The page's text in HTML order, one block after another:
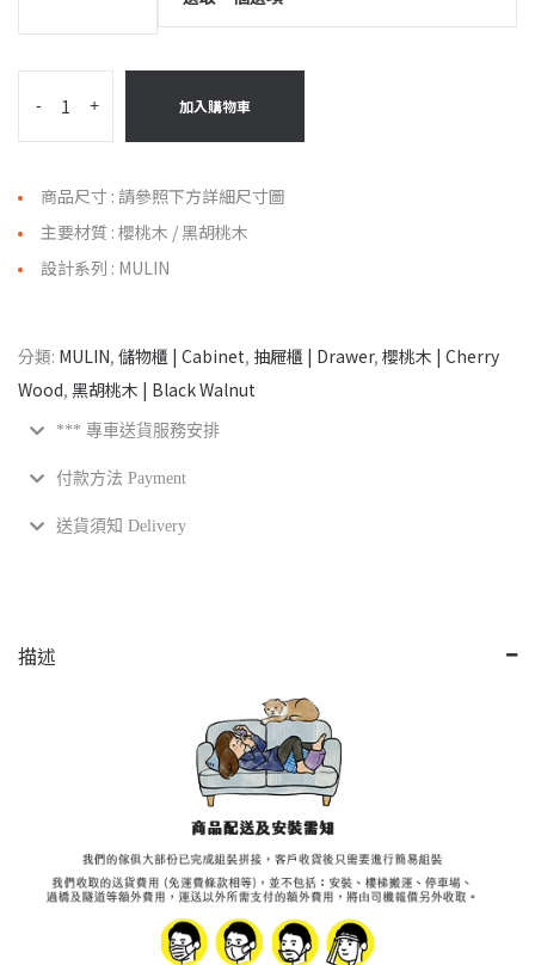
- + 加入購物車
商品尺寸 : 請參照下方詳細尺寸圖
主要材質 : 櫻桃木 / 黑胡桃木
設計系列 : MULIN
分類: MULIN, 儲物櫃 | Cabinet, 抽屜櫃 | Drawer, 櫻桃木 | Cherry
Wood, 黑胡桃木 | Black Walnut
*** 專車送貨服務安排
付款方法 Payment
送貨須知 Delivery
描述